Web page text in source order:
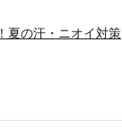
夏の汗・ニオイ対策